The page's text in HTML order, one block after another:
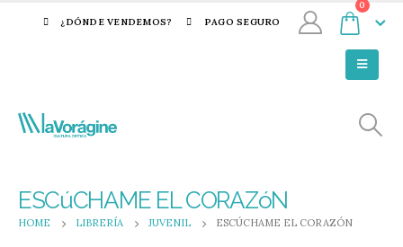
¿DÓNDE VENDEMOS? PAGO SEGURO
0
ESCúCHAME EL CORAZóN
HOME LIBRERÍA JUVENIL ESCÚCHAME EL CORAZÓN